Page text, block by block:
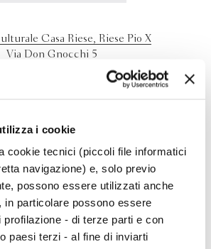
i cookie
cookie tecnici (piccoli file informatici
navigazione) e, solo previo
possono essere utilizzati anche
in particolare possono essere
profilazione - di terze parti e con
paesi terzi - al fine di inviarti
Casa Riese, Riese Pio X
Via Don Gnocchi 5
- Riese Pio X (TV)